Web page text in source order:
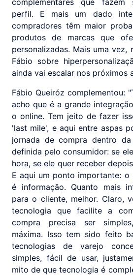
perfil. E mais um dado
compradores têm maior
produtos de marcas que
personalizadas. Mais uma
Fábio sobre
ainda vai escalar nos próximos
Fábio Queiróz complementou:
acho que é a grande
o online. Tem jeito de fazer
'last mile', e aqui entre aspas
jornada de compra dentro
definida pelo consumidor: se
hora, se ele quer receber
E aqui um ponto importante: o
é informação. Quanto mais
para o cliente, melhor. Claro,
tecnologia que facilite a
compra precisa ser
máxima. Isso tem sido feito
tecnologias de varejo
simples, fácil de usar,
mito de que tecnologia é